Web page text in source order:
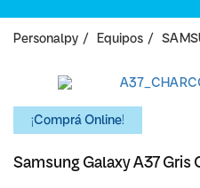
Personalpy Equipos
¡Comprá Online!
Samsung Galaxy A37 Gris